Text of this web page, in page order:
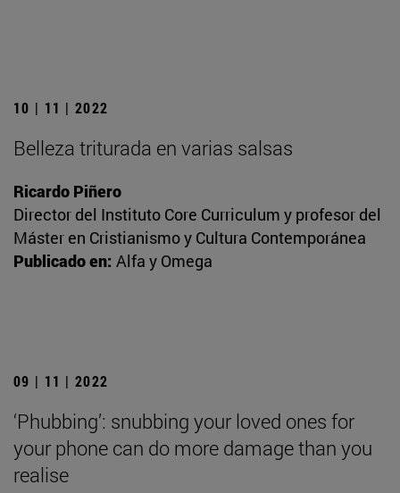
10 | 11 | 2022
Belleza triturada en varias salsas
Ricardo Piñero
Director del Instituto Core Curriculum y profesor del
Máster en Cristianismo y Cultura Contemporánea
Publicado en: Alfa y Omega
09 | 11 | 2022
‘Phubbing’: snubbing your loved ones for
your phone can do more damage than you
realise